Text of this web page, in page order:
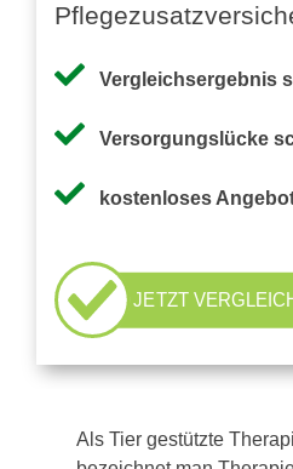
Ø Pflegekosten im
Pflegezusatzversicherung
Pflegezusatz –
Vorerkrankung
Vergleichsergebnis
Versorgungslücke
kostenloses
JETZT
Als Tier gestützte